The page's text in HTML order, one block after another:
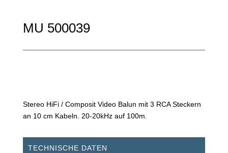
MU 500039
Stereo HiFi / Composit Video Balun mit 3 RCA Steckern
an 10 cm Kabeln. 20-20kHz auf 100m.
TECHNISCHE DATEN